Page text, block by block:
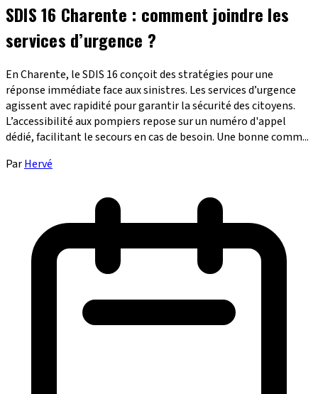
SDIS 16 Charente : comment joindre les
services d’urgence ?
En Charente, le SDIS 16 conçoit des stratégies pour une
réponse immédiate face aux sinistres. Les services d’urgence
agissent avec rapidité pour garantir la sécurité des citoyens.
L’accessibilité aux pompiers repose sur un numéro d'appel
dédié, facilitant le secours en cas de besoin. Une bonne comm...
ParHervé